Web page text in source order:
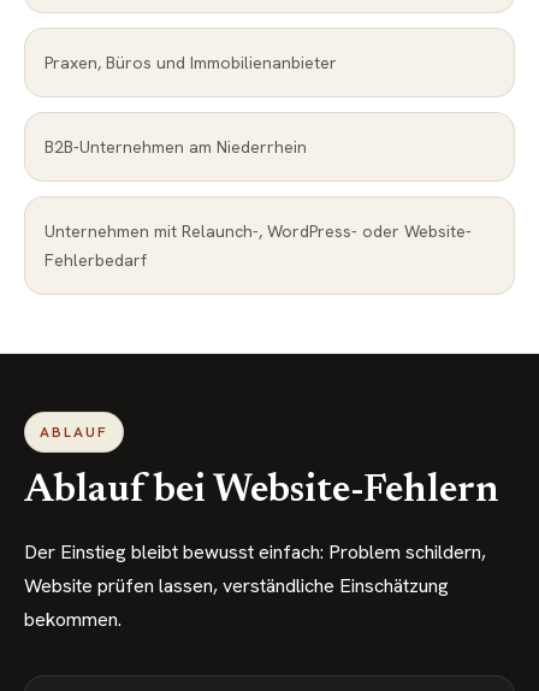
Praxen, Büros und Immobilienanbieter
B2B-Unternehmen am Niederrhein
Unternehmen mit Relaunch-, WordPress- oder Website-
Fehlerbedarf
ABLAUF
Ablauf bei Website-Fehlern
Der Einstieg bleibt bewusst einfach: Problem schildern,
Website prüfen lassen, verständliche Einschätzung
bekommen.